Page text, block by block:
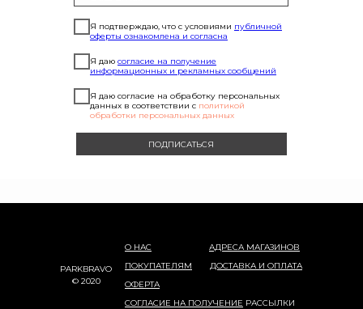
Я подтверждаю, что с условиями публичной
оферты ознакомлена и согласна
Я даю согласие на получение
информационных и рекламных сообщений
Я даю согласие на обработку персональных
данных в соответствии с политикой
обработки персональных данных
ПОДПИСАТЬСЯ
О НАС
АДРЕСА МАГАЗИНОВ
ПОКУПАТЕЛЯМ
PARKBRAVO
© 2020
СОГЛАСИЕ НА ПОЛУЧЕНИЕ РАССЫЛКИ
ОФЕРТА
ДОСТАВКА И ОПЛАТА